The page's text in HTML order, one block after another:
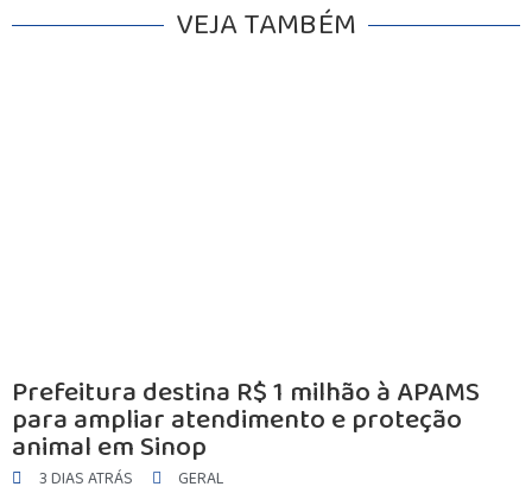
VEJA TAMBÉM
Prefeitura destina R$ 1 milhão à APAMS
para ampliar atendimento e proteção
animal em Sinop
3 DIAS ATRÁS GERAL
AGRONEGÓCIO
BRASIL
GERAL